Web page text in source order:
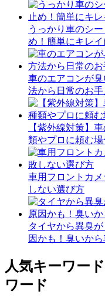
うっかり車のシ
め！簡単にキレ
車のエアコンが
法から日常のお
【紫外線対策】
類やプロに頼む
車用フロントカ
しない選び方
タイヤから異臭
因かも！臭いか
人気キーワード
ワード